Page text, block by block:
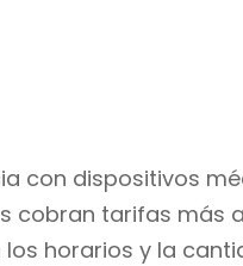
con dispositivos
cobran tarifas más
horarios y la